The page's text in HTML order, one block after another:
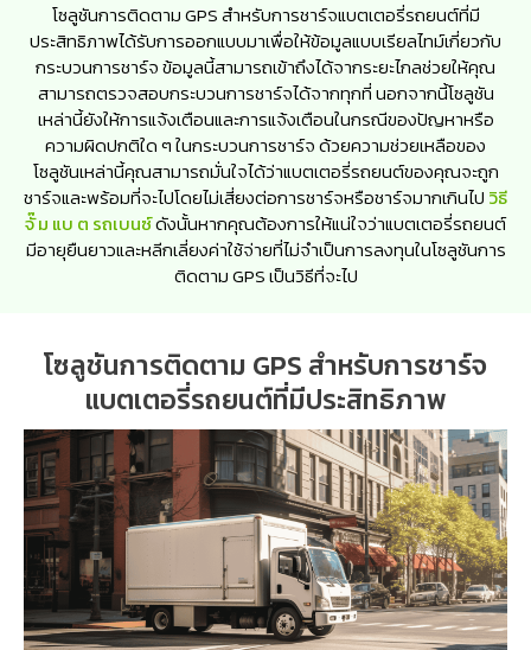
โซลูชันการติดตาม GPS สำหรับการชาร์จแบตเตอรี่รถยนต์ที่มี
ประสิทธิภาพได้รับการออกแบบมาเพื่อให้ข้อมูลแบบเรียลไทม์เกี่ยวกับ
กระบวนการชาร์จ ข้อมูลนี้สามารถเข้าถึงได้จากระยะไกลช่วยให้คุณ
สามารถตรวจสอบกระบวนการชาร์จได้จากทุกที่ นอกจากนี้โซลูชัน
เหล่านี้ยังให้การแจ้งเตือนและการแจ้งเตือนในกรณีของปัญหาหรือ
ความผิดปกติใด ๆ ในกระบวนการชาร์จ ด้วยความช่วยเหลือของ
โซลูชันเหล่านี้คุณสามารถมั่นใจได้ว่าแบตเตอรี่รถยนต์ของคุณจะถูก
ชาร์จและพร้อมที่จะไปโดยไม่เสี่ยงต่อการชาร์จหรือชาร์จมากเกินไป วิธี
จั๊ ม แบ ต รถเบนซ์ดังนั้นหากคุณต้องการให้แน่ใจว่าแบตเตอรี่รถยนต์
มีอายุยืนยาวและหลีกเลี่ยงค่าใช้จ่ายที่ไม่จำเป็นการลงทุนในโซลูชันการ
ติดตาม GPS เป็นวิธีที่จะไป
โซลูชันการติดตาม GPS สำหรับการชาร์จ
แบตเตอรี่รถยนต์ที่มีประสิทธิภาพ